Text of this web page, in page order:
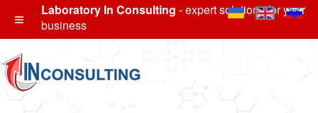
Laboratory In Consulting - expert solutions for your
business